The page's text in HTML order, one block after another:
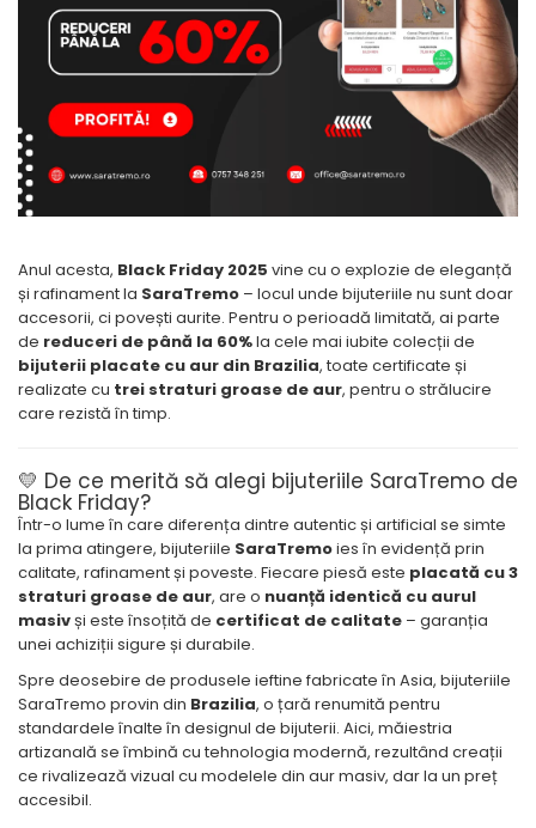
Lanturi
Talismane
Verighete
Bijuterii din argint placate cu aur
24K
Anul acesta, Black Friday 2025 vine cu o explozie de eleganță
și rafinament la SaraTremo – locul unde bijuteriile nu sunt doar
accesorii, ci povești aurite. Pentru o perioadă limitată, ai parte
de reduceri de până la 60%la cele mai iubite colecții de
bijuterii placate cu aur din Brazilia, toate certificate și
realizate cu trei straturi groase de aur, pentru o strălucire
care rezistă în timp.
💛 De ce merită să alegi bijuteriile SaraTremo de
Black Friday?
Într-o lume în care diferența dintre autentic și artificial se simte
la prima atingere, bijuteriile SaraTremoies în evidență prin
calitate, rafinament și poveste. Fiecare piesă este placată cu 3
straturi groase de aur, are o nuanță identică cu aurul
masivși este însoțită de certificat de calitate – garanția
unei achiziții sigure și durabile.
Spre deosebire de produsele ieftine fabricate în Asia, bijuteriile
SaraTremo provin din Brazilia, o țară renumită pentru
standardele înalte în designul de bijuterii. Aici, măiestria
artizanală se îmbină cu tehnologia modernă, rezultând creații
ce rivalizează vizual cu modelele din aur masiv, dar la un preț
accesibil.